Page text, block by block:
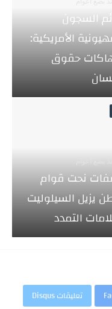
السجون
الأمريكية:
حقوق
نحت قوام
يزيل السيلوليت
التمدد
تعليقات Disqus